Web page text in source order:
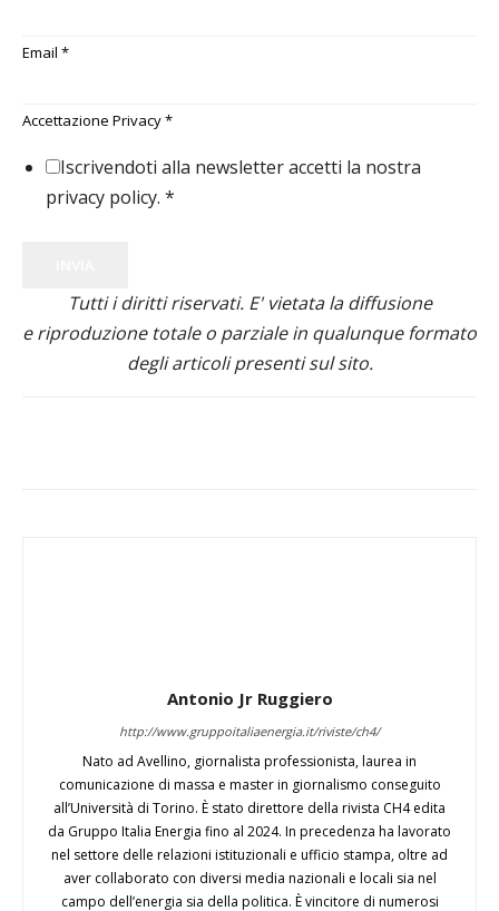
Email *
Accettazione Privacy*
Iscrivendoti alla newsletter accetti la nostra
privacy policy. *
Tutti i diritti riservati. E' vietata la diffusione
e riproduzione totale o parziale in qualunque formato
degli articoli presenti sul sito.
Antonio Jr Ruggiero
http://www.gruppoitaliaenergia.it/riviste/ch4/
Nato ad Avellino, giornalista professionista, laurea in
comunicazione di massa e master in giornalismo conseguito
all’Università di Torino. È stato direttore della rivista CH4 edita
da Gruppo Italia Energia fino al 2024. In precedenza ha lavorato
nel settore delle relazioni istituzionali e ufficio stampa, oltre ad
aver collaborato con diversi media nazionali e locali sia nel
campo dell’energia sia della politica. È vincitore di numerosi